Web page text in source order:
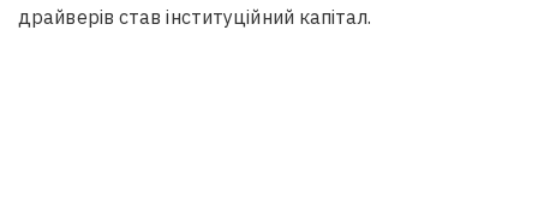
драйверів став інституційний капітал.